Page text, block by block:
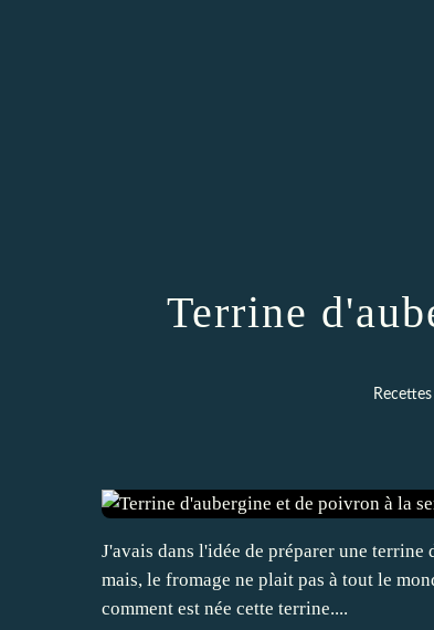
Terrine
J'avais dans l'idée de préparer une
mais, le fromage ne plait pas à tout le
comment est née cette terrine....